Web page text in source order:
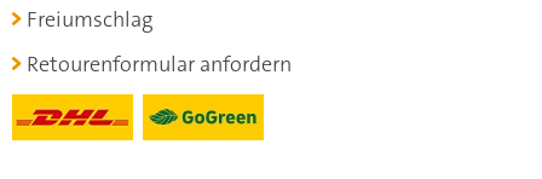
Freiumschlag
Retourenformular anfordern